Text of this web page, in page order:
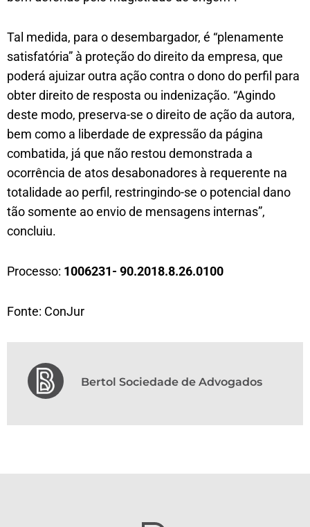
Tal medida, para o desembargador, é “plenamente
satisfatória” à proteção do direito da empresa, que
poderá ajuizar outra ação contra o dono do perfil para
obter direito de resposta ou indenização. “Agindo
deste modo, preserva-se o direito de ação da autora,
bem como a liberdade de expressão da página
combatida, já que não restou demonstrada a
ocorrência de atos desabonadores à requerente na
totalidade ao perfil, restringindo-se o potencial dano
tão somente ao envio de mensagens internas”,
concluiu.
Processo: 1006231- 90.2018.8.26.0100
Fonte: ConJur
Bertol Sociedade de Advogados